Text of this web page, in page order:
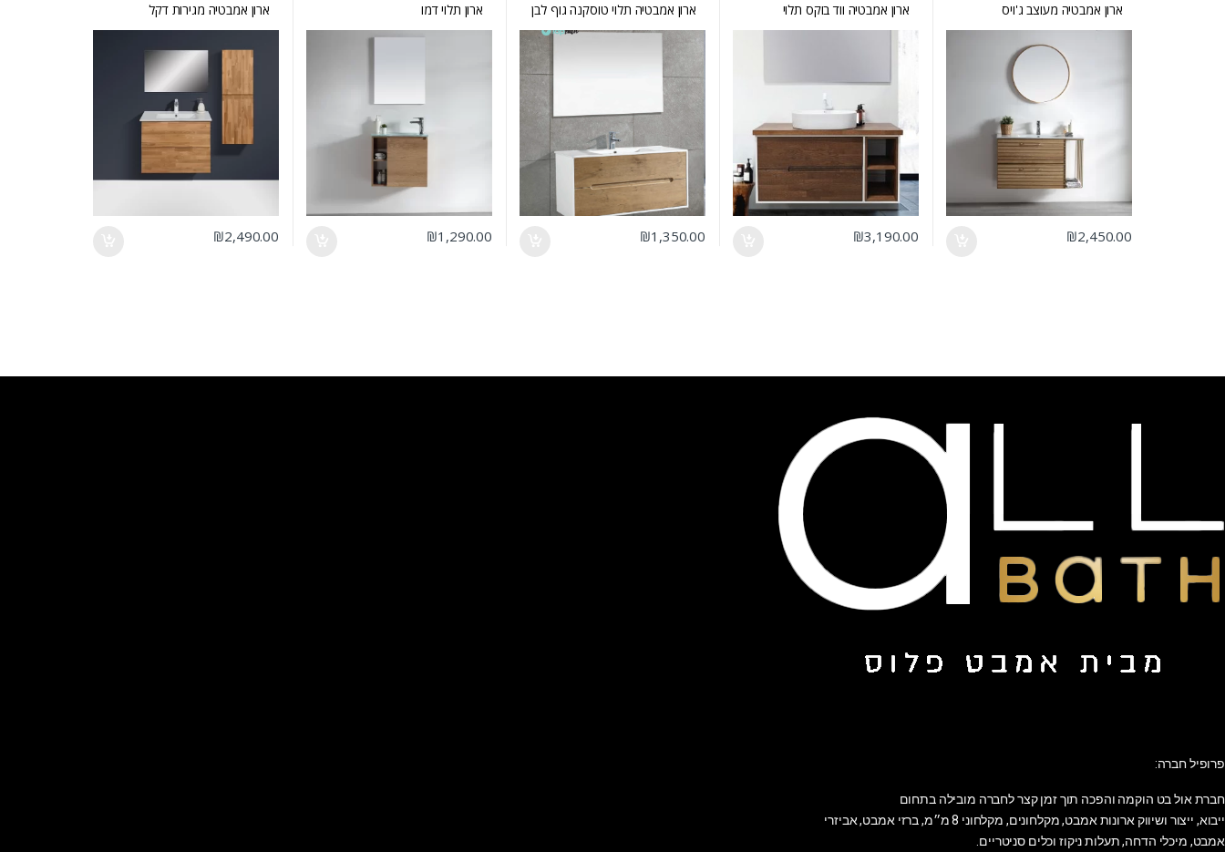
ארון אמבטיה מעוצב ג'ויס
₪2,450.00
ארון אמבטיה ווד בוקס תלוי
₪3,190.00
ארון אמבטיה תלוי טוסקנה גוף לבן
חזית עץ
₪1,350.00
ארון תלוי דמו
₪1,290.00
ארון אמבטיה מגירות דקל
₪2,490.00
פרופיל חברה:
חברת אול בט הוקמה והפכה תוך זמן קצר לחברה מובילה בתחום
ייבוא, ייצור ושיווק ארונות אמבט, מקלחונים, מקלחוני 8 מ״מ, ברזי אמבט, אביזרי
אמבט, מיכלי הדחה, תעלות ניקוז וכלים סניטריים.